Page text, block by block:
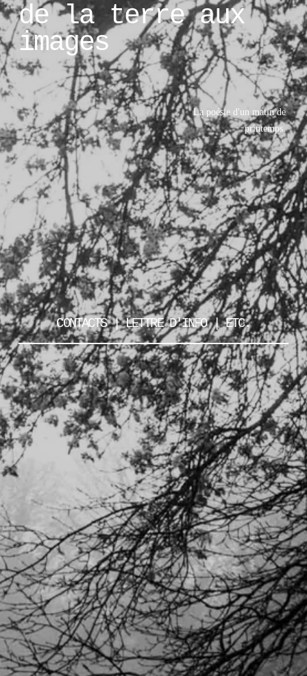
de la terre aux
images
La poésie d'un matin de
printemps.
CONTACTS | LETTRE D'INFO | ETC.